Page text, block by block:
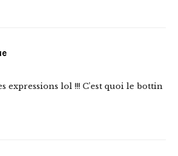
expressions lol !!! C’est quoi le bottin